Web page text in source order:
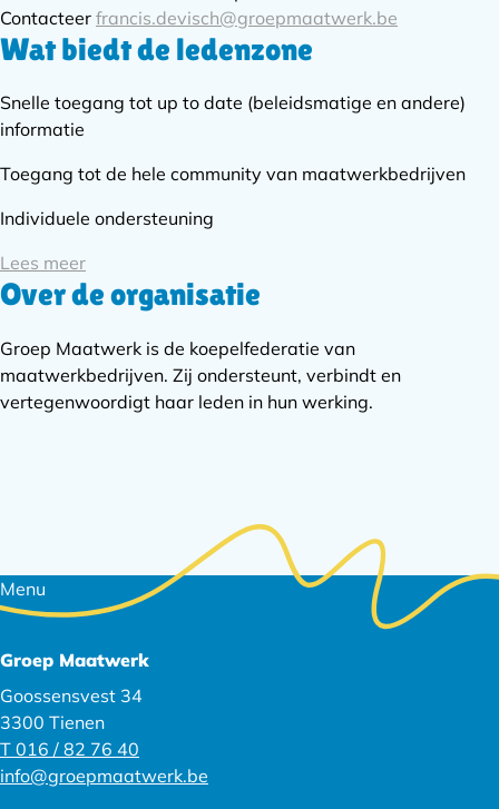
Contacteer francis.devisch@groepmaatwerk.be
Wat biedt de ledenzone
Snelle toegang tot up to date (beleidsmatige en andere)
informatie
Toegang tot de hele community van maatwerkbedrijven
Individuele ondersteuning
Lees meer
Over de organisatie
Groep Maatwerk is de koepelfederatie van
maatwerkbedrijven. Zij ondersteunt, verbindt en
vertegenwoordigt haar leden in hun werking.
Footer
navigatie
Menu
Groep Maatwerk
Goossensvest 34
3300 Tienen
T 016 / 82 76 40
info@groepmaatwerk.be